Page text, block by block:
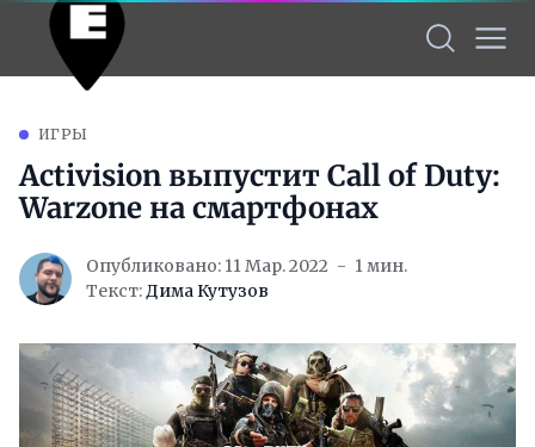
ИГРЫ
Activision выпустит Call of Duty:
Warzone на смартфонах
Опубликовано: 11 Мар. 2022
1 мин.
Текст:Дима Кутузов